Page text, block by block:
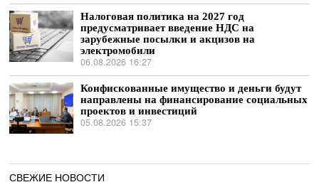
Налоговая политика на 2027 год
предусматривает введение НДС на
зарубежные посылки и акцизов на
электромобили
06.08.2026 16:27
Конфискованные имущество и деньги будут
направлены на финансирование социальных
проектов и инвестиций
05.08.2026 15:37
СВЕЖИЕ НОВОСТИ